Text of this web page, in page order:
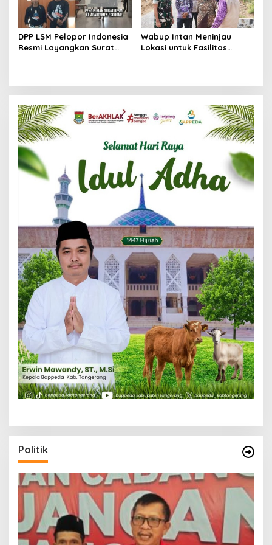
DPP LSM Pelopor Indonesia
Resmi Layangkan Surat
Wabup Intan Meninjau
Lokasi untuk Fasilitas
Politik